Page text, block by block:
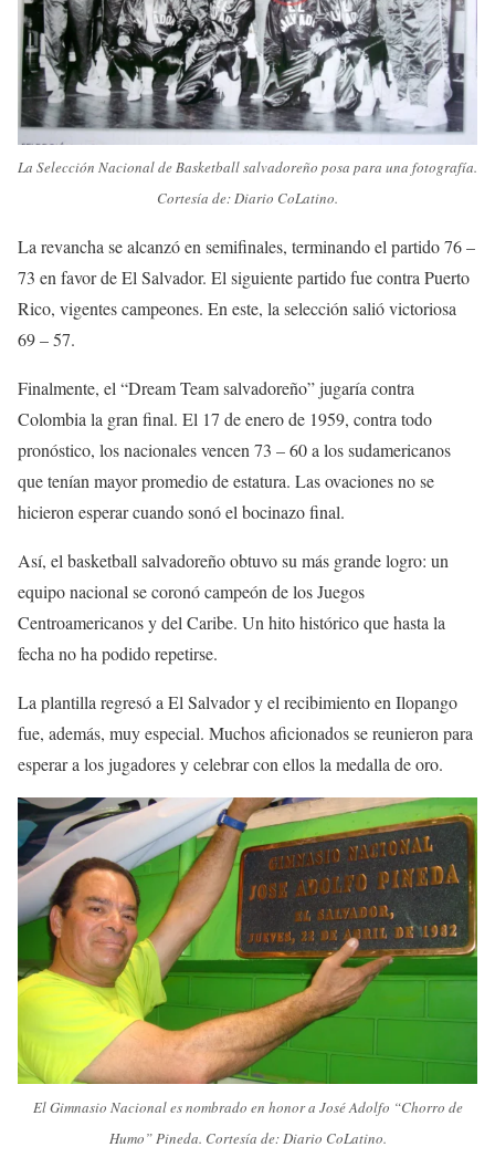
La Selección Nacional de Basketball salvadoreño posa para una fotografía.
Cortesía de: Diario CoLatino.
La revancha se alcanzó en semifinales, terminando el partido 76 –
73 en favor de El Salvador. El siguiente partido fue contra Puerto
Rico, vigentes campeones. En este, la selección salió victoriosa
69 – 57.
Finalmente, el “Dream Team salvadoreño” jugaría contra
Colombia la gran final. El 17 de enero de 1959, contra todo
pronóstico, los nacionales vencen 73 – 60 a los sudamericanos
que tenían mayor promedio de estatura. Las ovaciones no se
hicieron esperar cuando sonó el bocinazo final.
Así, el basketball salvadoreño obtuvo su más grande logro: un
equipo nacional se coronó campeón de los Juegos
Centroamericanos y del Caribe. Un hito histórico que hasta la
fecha no ha podido repetirse.
La plantilla regresó a El Salvador y el recibimiento en Ilopango
fue, además, muy especial. Muchos aficionados se reunieron para
esperar a los jugadores y celebrar con ellos la medalla de oro.
El Gimnasio Nacional es nombrado en honor a José Adolfo “Chorro de
Humo” Pineda. Cortesía de: Diario CoLatino.